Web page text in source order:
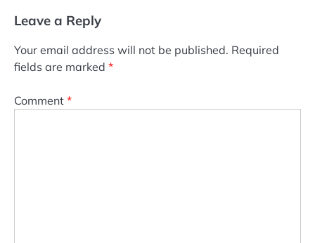
Leave a Reply
Your email address will not be published. Required
fields are marked *
Comment *